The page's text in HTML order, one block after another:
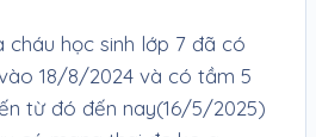
cháu học sinh lớp 7 đã có
18/8/2024 và có tầm 5
từ đó đến nay(16/5/2025)